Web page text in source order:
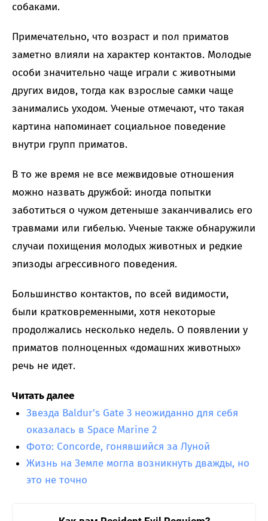
собаками.
Примечательно, что возраст и пол приматов
заметно влияли на характер контактов. Молодые
особи значительно чаще играли с животными
других видов, тогда как взрослые самки чаще
занимались уходом. Ученые отмечают, что такая
картина напоминает социальное поведение
внутри групп приматов.
В то же время не все межвидовые отношения
можно назвать дружбой: иногда попытки
заботиться о чужом детеныше заканчивались его
травмами или гибелью. Ученые также обнаружили
случаи похищения молодых животных и редкие
эпизоды агрессивного поведения.
Большинство контактов, по всей видимости,
были кратковременными, хотя некоторые
продолжались несколько недель. О появлении у
приматов полноценных «домашних животных»
речь не идет.
Читать далее
Звезда Baldur’s Gate 3 неожиданно для себя
оказалась в Space Marine 2
Фото: Concorde, гонявшийся за Луной
Жизнь на Земле могла возникнуть дважды, но
это не точно